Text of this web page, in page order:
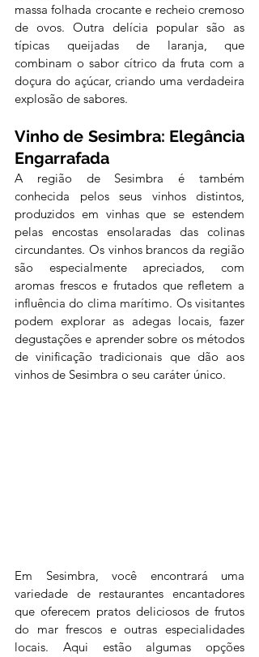
massa folhada crocante e recheio cremoso
de ovos. Outra delícia popular são as
típicas queijadas de laranja, que
combinam o sabor cítrico da fruta com a
doçura do açúcar, criando uma verdadeira
explosão de sabores.
Vinho de Sesimbra: Elegância
Engarrafada
A região de Sesimbra é também
conhecida pelos seus vinhos distintos,
produzidos em vinhas que se estendem
pelas encostas ensolaradas das colinas
circundantes. Os vinhos brancos da região
são especialmente apreciados, com
aromas frescos e frutados que refletem a
influência do clima marítimo. Os visitantes
podem explorar as adegas locais, fazer
degustações e aprender sobre os métodos
de vinificação tradicionais que dão aos
vinhos de Sesimbra o seu caráter único.
Em Sesimbra, você encontrará uma
variedade de restaurantes encantadores
que oferecem pratos deliciosos de frutos
do mar frescos e outras especialidades
locais. Aqui estão algumas opções